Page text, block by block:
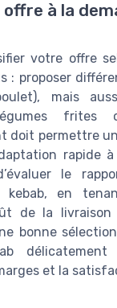
à la
votre offre
: proposer
mais
doit permettre
rapide à
le
kebab, en
de la livraison
bonne
et la